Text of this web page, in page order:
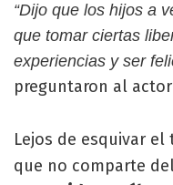
“Dijo que los hijos a
que tomar ciertas
experiencias y ser
preguntaron al
Lejos de esquivar el
que no comparte